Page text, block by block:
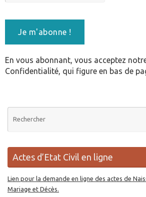
En vous abonnant, vous acceptez
Confidentialité, qui figure en bas de
Actes d’Etat Civil en ligne
Lien pour la demande en ligne des actes de
Mariage et Décès.